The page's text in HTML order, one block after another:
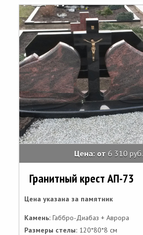
Цена: от 6 310 руб.
Гранитный крест АП-73
Цена указана за памятник
Камень: Габбро-Диабаз + Аврора
Размеры стелы: 120*80*8 см